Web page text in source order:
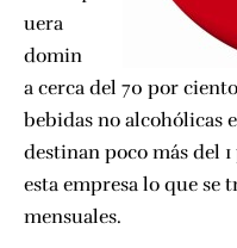
uera
domin
a cerca del 70 por
bebidas no alcohólicas
destinan poco más del
esta empresa lo que se
mensuales.